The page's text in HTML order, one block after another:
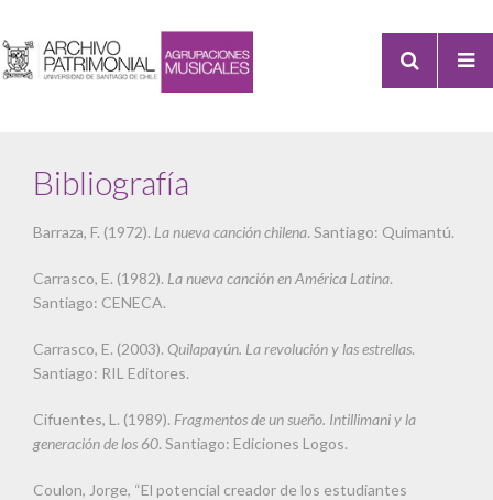
Bibliografía
Barraza, F. (1972). La nueva canción chilena. Santiago: Quimantú.
Carrasco, E. (1982). La nueva canción en América Latina.
Santiago: CENECA.
Carrasco, E. (2003). Quilapayún. La revolución y las estrellas.
Santiago: RIL Editores.
Cifuentes, L. (1989). Fragmentos de un sueño. Intillimani y la
generación de los 60. Santiago: Ediciones Logos.
Coulon, Jorge, “El potencial creador de los estudiantes